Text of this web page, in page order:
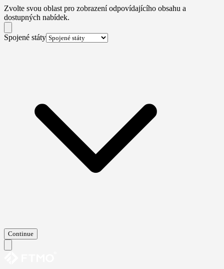
Zvolte svou oblast pro zobrazení odpovídajícího obsahu a
dostupných nabídek.
Spojené státy
Continue